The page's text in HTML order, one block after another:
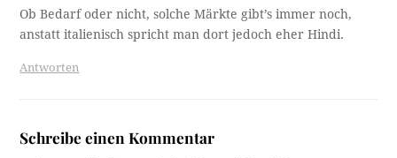
Ob Bedarf oder nicht, solche Märkte gibt’s immer noch,
anstatt italienisch spricht man dort jedoch eher Hindi.
Antworten
Schreibe einen Kommentar